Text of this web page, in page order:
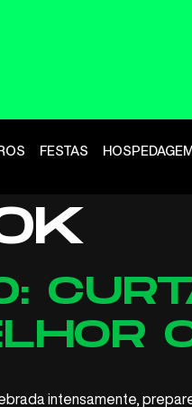
FESTAS HOSPEDAGEM
intensamente,